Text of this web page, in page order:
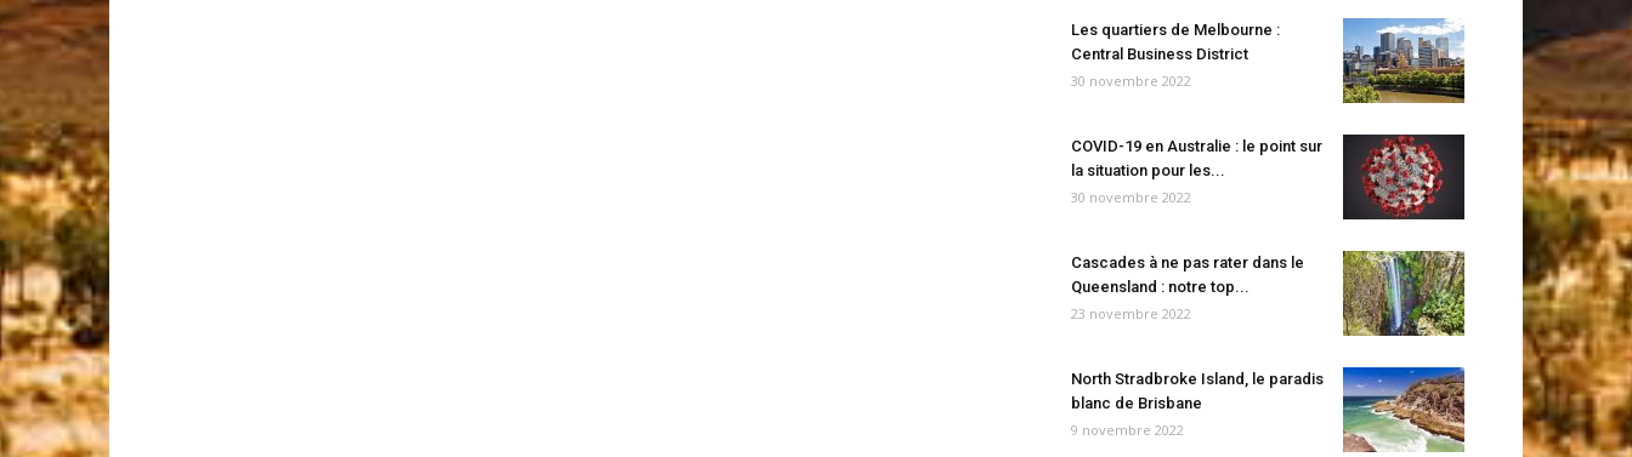
Les quartiers de Melbourne :
Central Business District
30 novembre 2022
COVID-19 en Australie : le point sur
la situation pour les...
30 novembre 2022
Cascades à ne pas rater dans le
Queensland : notre top...
23 novembre 2022
North Stradbroke Island, le paradis
blanc de Brisbane
9 novembre 2022